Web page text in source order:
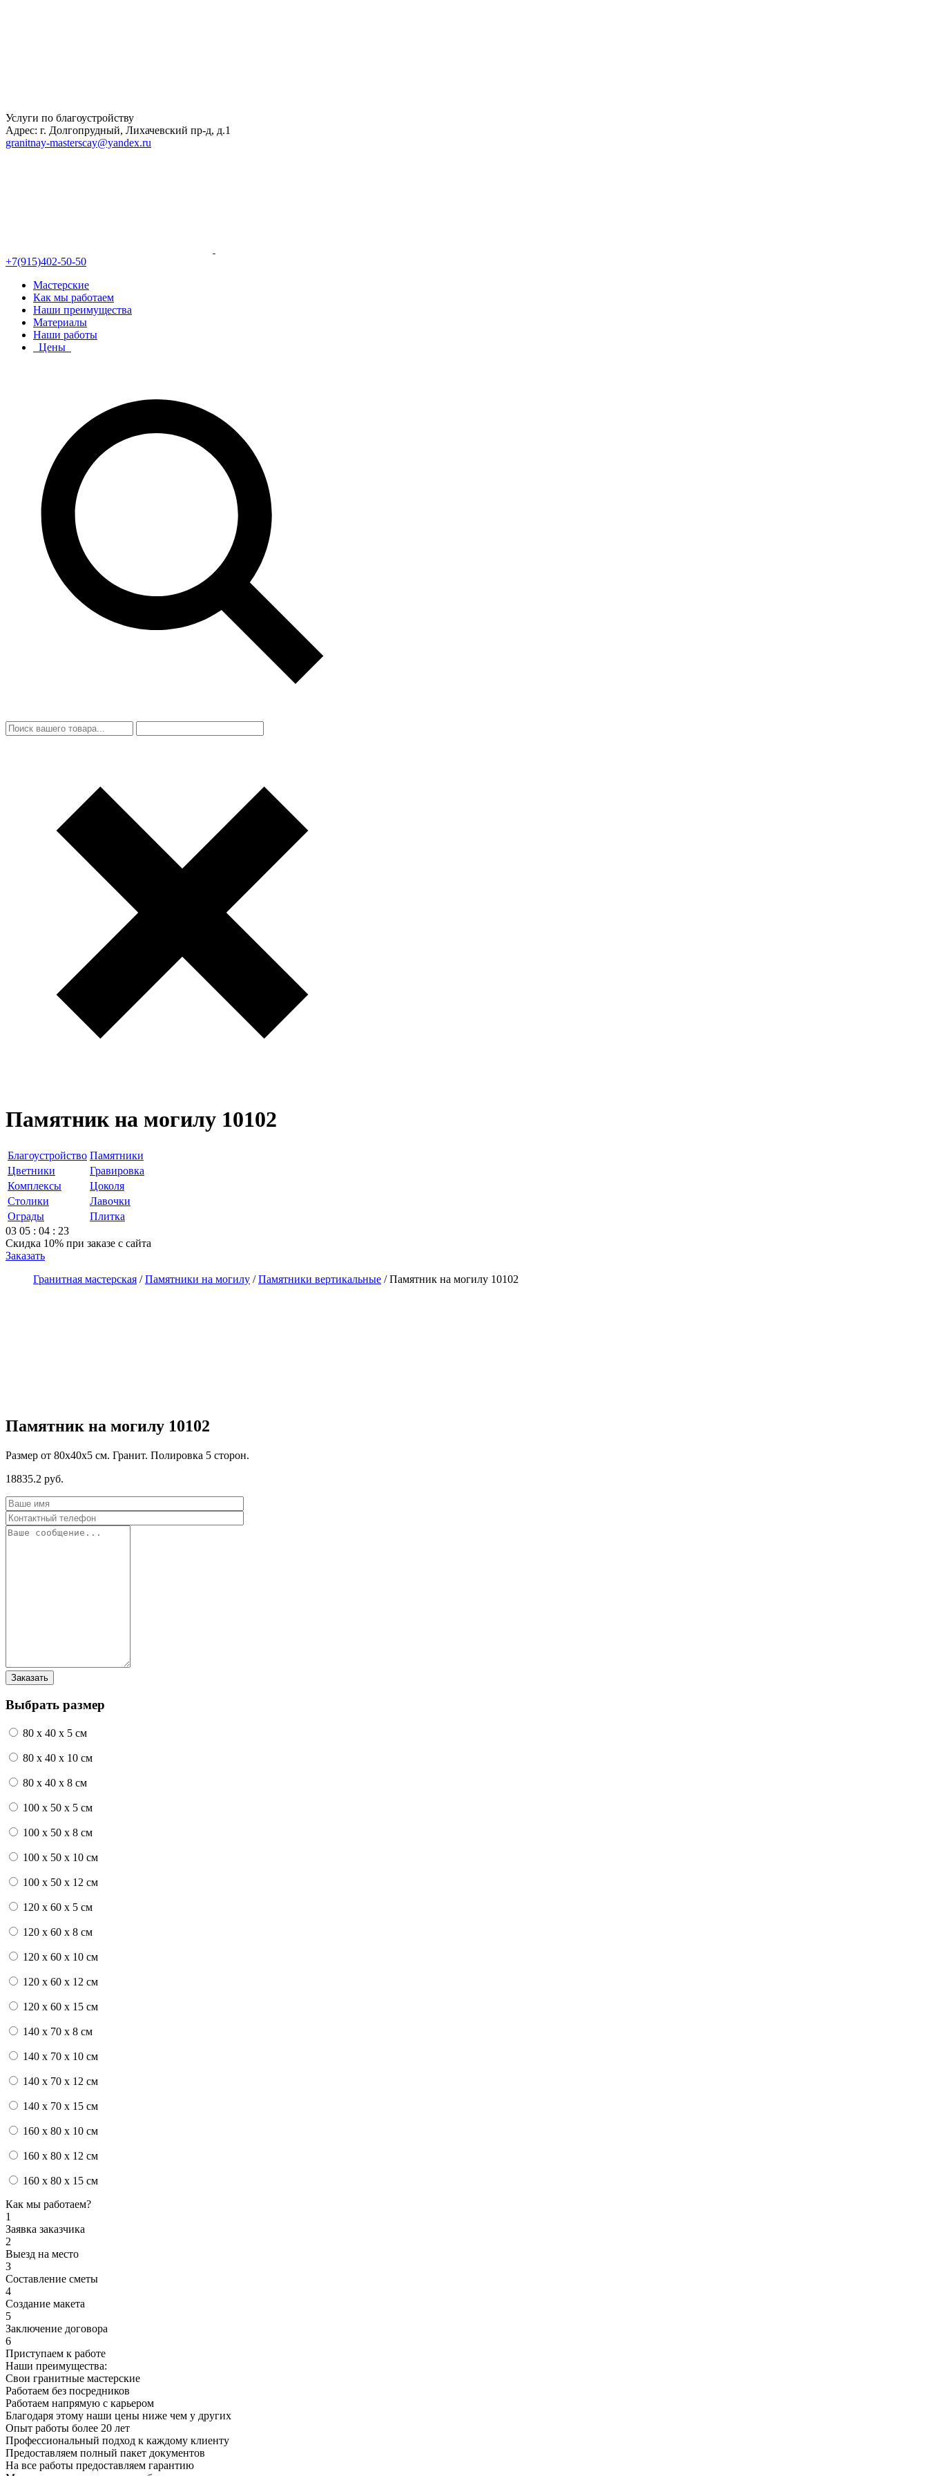
Услуги по благоустройству
Адрес: г. Долгопрудный, Лихачевский пр-д, д.1
granitnay-masterscay@yandex.ru
+7(915)402-50-50
Мастерские
Как мы работаем
Наши преимущества
Материалы
Наши работы
Цены
Памятник на могилу 10102
Благоустройство Памятники
Цветники
Гравировка
Комплексы
Цоколя
Столики
Лавочки
Ограды
Плитка
03 05 : 04 : 23
Скидка 10% при заказе с сайта
Заказать
Гранитная мастерская /Памятники на могилу /Памятники вертикальные /Памятник на могилу 10102
Памятник на могилу 10102
Размер от 80х40х5 см. Гранит. Полировка 5 сторон.
18835.2 руб.
Выбрать размер
80 x 40 x 5 см
80 x 40 x 10 см
80 x 40 x 8 см
100 x 50 x 5 см
100 х 50 х 8 см
100 x 50 x 10 см
100 x 50 x 12 см
120 x 60 x 5 см
120 x 60 x 8 см
120 x 60 x 10 см
120 x 60 x 12 см
120 x 60 x 15 см
140 x 70 x 8 см
140 x 70 x 10 см
140 x 70 x 12 см
140 x 70 x 15 см
160 x 80 x 10 см
160 x 80 x 12 см
160 x 80 x 15 см
Как мы работаем?
1
Заявка заказчика
2
Выезд на место
3
Составление сметы
4
Создание макета
5
Заключение договора
6
Приступаем к работе
Наши преимущества:
Свои гранитные мастерские
Работаем без посредников
Работаем напрямую с карьером
Благодаря этому наши цены ниже чем у других
Опыт работы более 20 лет
Профессиональный подход к каждому клиенту
Предоставляем полный пакет документов
На все работы предоставляем гарантию